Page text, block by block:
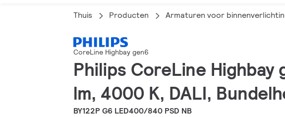
Thuis Producten Armaturen voor
CoreLine Highbay gen6
Philips CoreLine
lm, 4000 K, DALI,
BY122P G6 LED400/840 PSD NB